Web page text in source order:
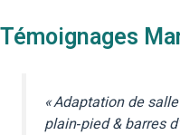
Témoignages
« Adaptation de
plain‑pied & barres